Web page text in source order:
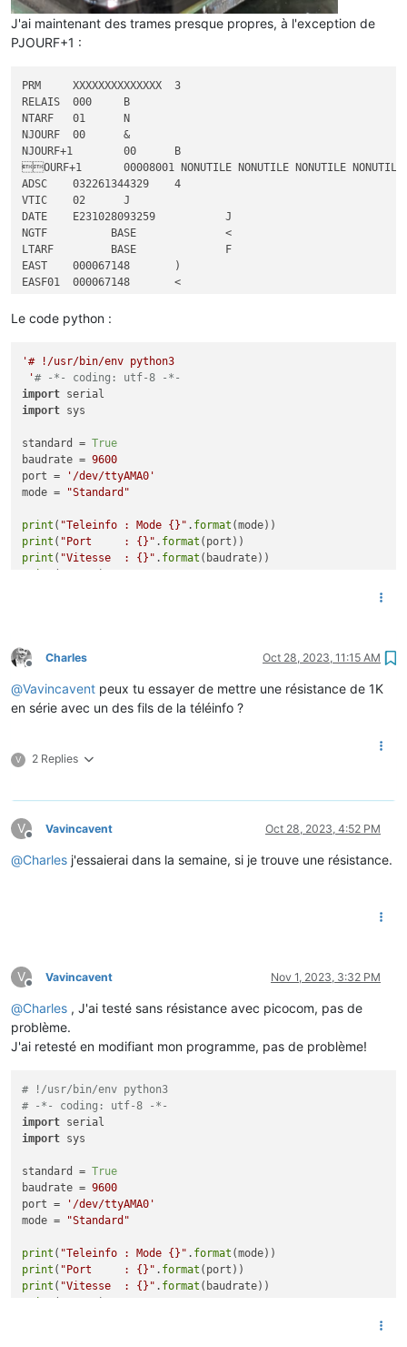
J'ai maintenant des trames presque propres, à l'exception de
PJOURF+1 :
PRM	XXXXXXXXXXXXXX	3
RELAIS	000	B
NTARF	01	N
NJOURF	00	&
NJOURF+1	00	B
OURF+1	00008001 NONUTILE NONUTILE NONUTILE NONUTILE NONUTILE NONUTILE NONUTILE NONUTILE NONUTILE NONUTILE	9
ADSC	032261344329	4
VTIC	02	J
DATE	E231028093259		J
NGTF	      BASE      	<
LTARF	      BASE      	F
EAST	000067148	)
EASF01	000067148	<
EASF03	000000000	$
EASF06	000000000	'
EASF07	000000000	(
EASF08	000000000	)
EASF09	000000000	*
EASD01	000067148	:
EASD02	000000000	!
URMS1	236	E
PREF	06	E
PCOUP	06	_
UMOY1	E231028093000	236	2
MSG1	PAS DE          MESSAGE         	<
Le code python :
'# !/usr/bin/env python3
'# -*- coding: utf-8 -*-
import
import sys
standard = True
baudrate = 9600
port =
'/dev/ttyAMA0'
mode =
"Standard"
print ( "Teleinfo : Mode {}" . format
print ( "Port     : {}" . format
print ( "Vitesse  : {}" . format
print
( )
                       stopbits=serial.STOPBITS_ONE,
while True:
Offline
Charles Oct 28, 2023, 11:15 AM
@Vavincavent peux tu essayer de mettre une résistance de 1K
en série avec un des fils de la téléinfo ?
V 2 Replies
V
Offline
Vavincavent Oct 28, 2023, 4:52 PM
@Charles j'essaierai dans la semaine, si je trouve une résistance.
V
Offline
Vavincavent Nov 1, 2023, 3:32 PM
@Charles , J'ai testé sans résistance avec picocom, pas de
problème.
J'ai retesté en modifiant mon programme, pas de problème!
# !/usr/bin/env python3
# -*- coding: utf-8 -*-
import
import sys
standard = True
baudrate = 9600
port =
'/dev/ttyAMA0'
mode =
"Standard"
print ( "Teleinfo : Mode {}" . format
print ( "Port     : {}" . format
print ( "Vitesse  : {}" . format
print
( )